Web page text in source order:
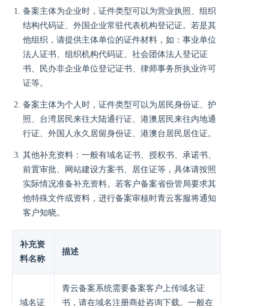
备案主体为企业时，证件类型可以为营业执照、组织
结构代码证、外国企业常驻代表机构登记证。若是其
他组织，请提供主体单位的证件材料，如：事业单位
法人证书、组织机构代码证、社会团体法人登记证
书、民办非企业单位登记证书、律师事务所执业许可
证等。
备案主体为个人时，证件类型可以为居民身份证、护
照、台湾居民来往大陆通行证、港澳居民来往内地通
行证、外国人永久居留身份证、港澳台居民居住证。
其他补充资料：一般有域名证书、授权书、承诺书、
前置审批、网站建设方案书、居住证等，具体请按照
实际情况准备补充资料。若客户备案省份管局要求其
他特殊文件或资料，进行备案审核时青云客服将通知
客户知晓。
补充资
料名称
描述
域名证
青云备案系统需要备案客户上传域名证
书，请在域名注册商处咨询下载。一般在